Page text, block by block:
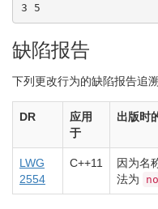
3 5
缺陷报告
下列更改行为的缺陷报告追
DR
应用
于
出版时
LWG
2554
C++11
因为名
法为